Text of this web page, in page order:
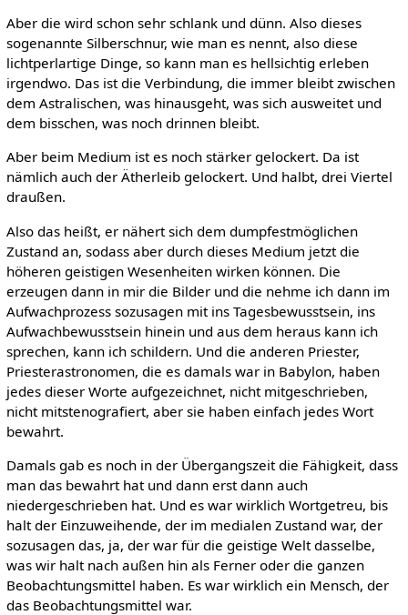
Aber die wird schon sehr schlank und dünn. Also dieses
sogenannte Silberschnur, wie man es nennt, also diese
lichtperlartige Dinge, so kann man es hellsichtig erleben
irgendwo. Das ist die Verbindung, die immer bleibt zwischen
dem Astralischen, was hinausgeht, was sich ausweitet und
dem bisschen, was noch drinnen bleibt.
Aber beim Medium ist es noch stärker gelockert. Da ist
nämlich auch der Ätherleib gelockert. Und halbt, drei Viertel
draußen.
Also das heißt, er nähert sich dem dumpfestmöglichen
Zustand an, sodass aber durch dieses Medium jetzt die
höheren geistigen Wesenheiten wirken können. Die
erzeugen dann in mir die Bilder und die nehme ich dann im
Aufwachprozess sozusagen mit ins Tagesbewusstsein, ins
Aufwachbewusstsein hinein und aus dem heraus kann ich
sprechen, kann ich schildern. Und die anderen Priester,
Priesterastronomen, die es damals war in Babylon, haben
jedes dieser Worte aufgezeichnet, nicht mitgeschrieben,
nicht mitstenografiert, aber sie haben einfach jedes Wort
bewahrt.
Damals gab es noch in der Übergangszeit die Fähigkeit, dass
man das bewahrt hat und dann erst dann auch
niedergeschrieben hat. Und es war wirklich Wortgetreu, bis
halt der Einzuweihende, der im medialen Zustand war, der
sozusagen das, ja, der war für die geistige Welt dasselbe,
was wir halt nach außen hin als Ferner oder die ganzen
Beobachtungsmittel haben. Es war wirklich ein Mensch, der
das Beobachtungsmittel war.